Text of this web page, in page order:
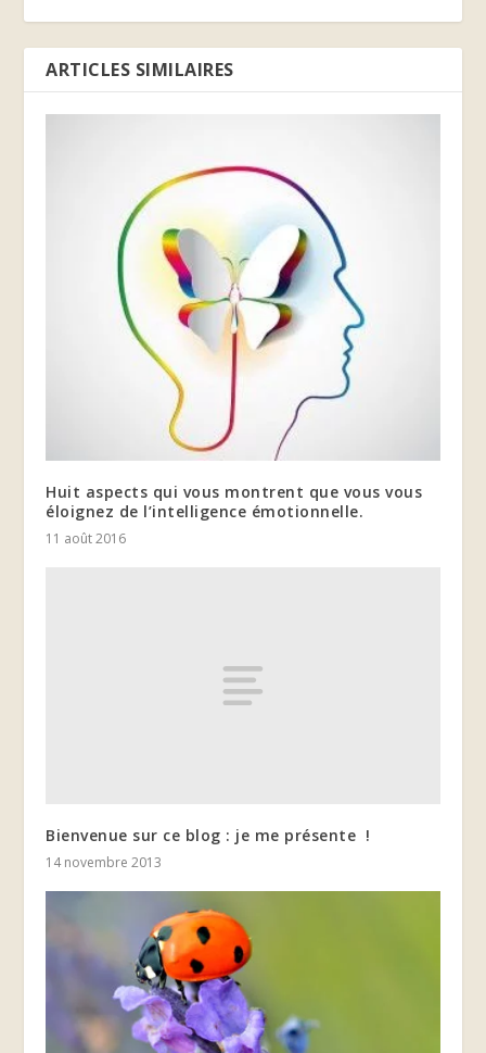
ARTICLES SIMILAIRES
Huit aspects qui vous montrent que vous vous
éloignez de l’intelligence émotionnelle.
11 août 2016
Bienvenue sur ce blog : je me présente !
14 novembre 2013